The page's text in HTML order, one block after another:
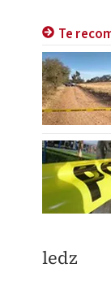
Te
ledz